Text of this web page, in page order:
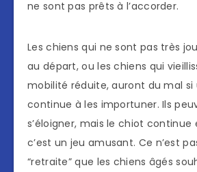
ne sont pas prêts à l’accorder.
Les chiens qui ne sont pas très
au départ, ou les chiens qui
mobilité réduite, auront du mal si
continue à les importuner. Ils
s’éloigner, mais le chiot continue
c’est un jeu amusant. Ce n’est
“retraite” que les chiens âgés